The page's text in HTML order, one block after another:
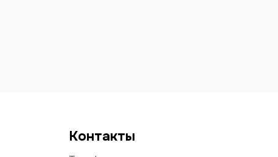
Контакты